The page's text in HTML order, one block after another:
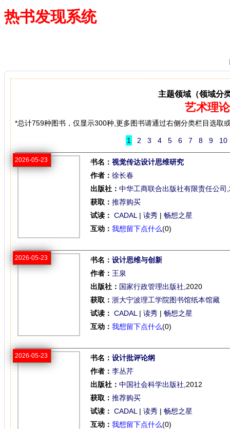
热书发现系统
主题领域（领域分
艺术理论
*总计759种图书，仅显示300种,更多图书请通过右侧分类栏目选取
1 2 3 4 5 6 7 8 9 10
2026-05-23 书名： 视觉传达设计思维研究
作者： 徐长春
出版社： 中华工商联合出版社有限责任公司
获取： 推荐购买
试读： CADAL | 读秀 | 畅想之星
互动： 我想留下点什么(0)
2026-05-23 书名： 设计思维与创新
作者： 王泉
出版社： 国家行政管理出版社 ,2020
获取： 浙大宁波理工学院图书馆纸本馆藏
试读： CADAL | 读秀 | 畅想之星
互动： 我想留下点什么(0)
2026-05-23 书名： 设计批评论纲
作者： 李丛芹
出版社： 中国社会科学出版社 ,2012
获取： 推荐购买
试读： CADAL | 读秀 | 畅想之星
互动： 我想留下点什么(0)